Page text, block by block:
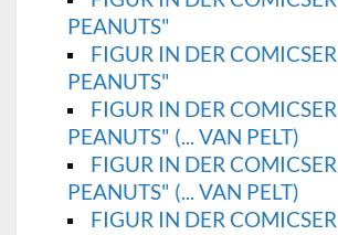
PEANUTS"
FIGUR IN DER
PEANUTS"
FIGUR IN DER
PEANUTS" (... VAN PELT)
FIGUR IN DER
PEANUTS" (... VAN PELT)
FIGUR IN DER